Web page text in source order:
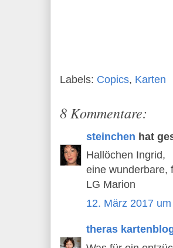
Labels: Copics, Karten
8 Kommentare:
steinchen hat
Hallöchen Ingrid,
eine wunderbare,
LG Marion
12. März 2017
theras